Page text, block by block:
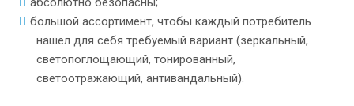
большой ассортимент, чтобы каждый потребитель
нашел для себя требуемый вариант (зеркальный,
светопоглощающий, тонированный,
светоотражающий, антивандальный).